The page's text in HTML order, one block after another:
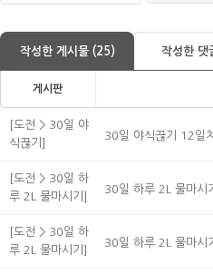
작성한 게시물 (25) 작성한 댓
게시판
[도전 > 30일 야
식끊기]
30일 야식끊기 12일
[도전 > 30일 하
루 2L 물마시기]
30일 하루 2L 물마시
[도전 > 30일 하
루 2L 물마시기]
30일 하루 2L 물마시